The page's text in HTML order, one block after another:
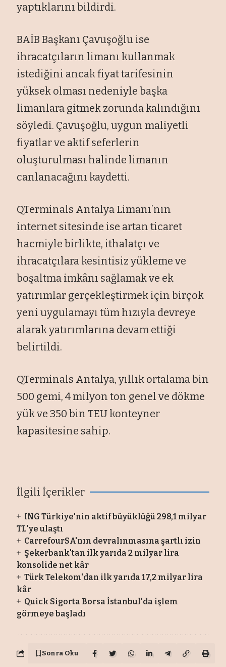
yaptıklarını bildirdi.
BAİB Başkanı Çavuşoğlu ise
ihracatçıların limanı kullanmak
istediğini ancak fiyat tarifesinin
yüksek olması nedeniyle başka
limanlara gitmek zorunda kalındığını
söyledi. Çavuşoğlu, uygun maliyetli
fiyatlar ve aktif seferlerin
oluşturulması halinde limanın
canlanacağını kaydetti.
QTerminals Antalya Limanı’nın
internet sitesinde ise artan ticaret
hacmiyle birlikte, ithalatçı ve
ihracatçılara kesintisiz yükleme ve
boşaltma imkânı sağlamak ve ek
yatırımlar gerçekleştirmek için birçok
yeni uygulamayı tüm hızıyla devreye
alarak yatırımlarına devam ettiği
belirtildi.
QTerminals Antalya, yıllık ortalama bin
500 gemi, 4 milyon ton genel ve dökme
yük ve 350 bin TEU konteyner
kapasitesine sahip.
İlgili İçerikler
ING Türkiye'nin aktif büyüklüğü 298,1 milyar
TL'ye ulaştı
CarrefourSA'nın devralınmasına şartlı izin
Şekerbank'tan ilk yarıda 2 milyar lira
konsolide net kâr
Türk Telekom'dan ilk yarıda 17,2 milyar lira
kâr
Quick Sigorta Borsa İstanbul'da işlem
görmeye başladı
Sonra Oku